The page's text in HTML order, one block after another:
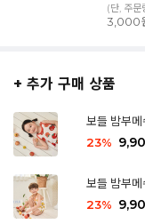
(단, 주문
3,000
+ 추가 구매 상품
보들 밤부
23%
보들 밤부
어
23%